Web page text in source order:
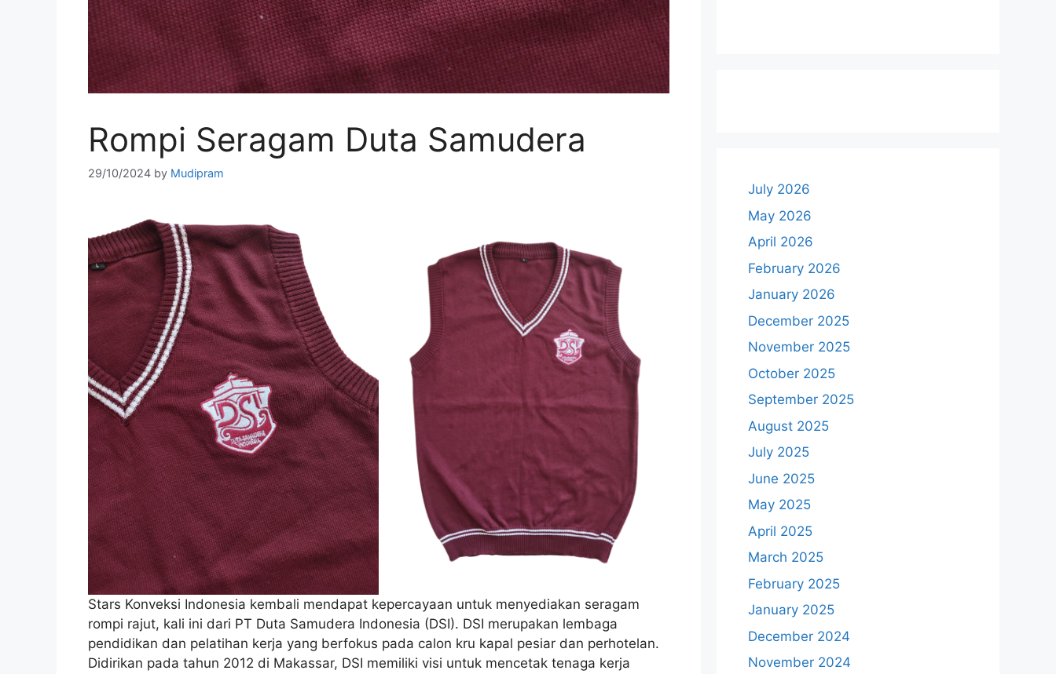
Rompi Seragam Duta Samudera
29/10/2024 by Mudipram
Stars Konveksi Indonesia kembali mendapat kepercayaan untuk menyediakan seragam
rompi rajut, kali ini dari PT Duta Samudera Indonesia (DSI). DSI merupakan lembaga
pendidikan dan pelatihan kerja yang berfokus pada calon kru kapal pesiar dan perhotelan.
Didirikan pada tahun 2012 di Makassar, DSI memiliki visi untuk mencetak tenaga kerja
July 2026
May 2026
April 2026
February 2026
January 2026
December 2025
November 2025
October 2025
September 2025
August 2025
July 2025
June 2025
May 2025
April 2025
March 2025
February 2025
January 2025
December 2024
November 2024